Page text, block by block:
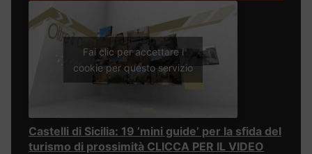
Fai clic per accettare i
cookie per questo servizio
Castelli di Sicilia: 19 ‘mini guide’ per la sfida del
turismo di prossimità CLICCA PER IL VIDEO